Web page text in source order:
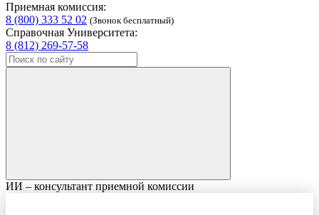
Приемная комиссия:
8 (800) 333 52 02 (Звонок бесплатный)
Справочная Университета:
8 (812) 269-57-58
ИИ – консультант приемной комиссии